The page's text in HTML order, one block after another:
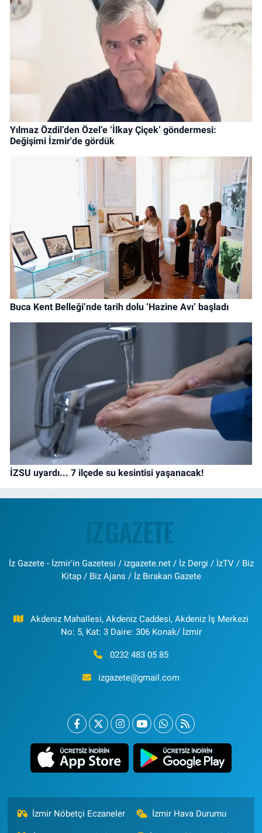
Yılmaz Özdil’den Özel’e ‘İlkay Çiçek’ göndermesi:
Değişimi İzmir'de gördük
Buca Kent Belleği’nde tarih dolu ‘Hazine Avı’ başladı
İZSU uyardı... 7 ilçede su kesintisi yaşanacak!
İz Gazete - İzmir'in Gazetesi / izgazete.net / İz Dergi / İzTV / Biz
Kitap / Biz Ajans / İz Bırakan Gazete
Akdeniz Mahallesi, Akdeniz Caddesi, Akdeniz İş Merkezi
No: 5, Kat: 3 Daire: 306 Konak/ İzmir
0232 483 05 85
izgazete@gmail.com
İzmir Nöbetçi Eczaneler İzmir Hava Durumu